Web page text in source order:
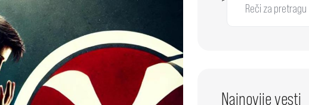
Najnovije vesti